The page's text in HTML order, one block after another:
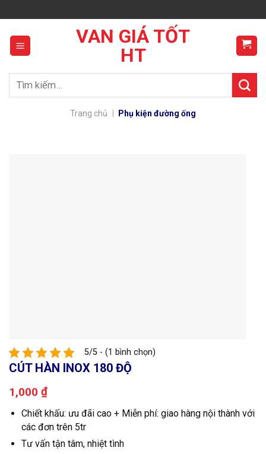
to
content
VAN GIÁ TỐT
HT
Tìm
Trang chủ Phụ kiện đường ống
5/5 - (1 bình chọn)
CÚT HÀN INOX 180 ĐỘ
1,000 ₫
Chiết khấu: ưu đãi cao + Miễn phí: giao hàng nội thành với
các đơn trên 5tr
Tư vấn tận tâm, nhiệt tình